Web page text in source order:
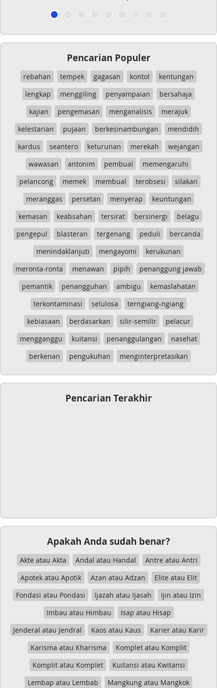
Pencarian Populer
rebahan tempek gagasan kontol
kentungan
lengkap
menggiling penyampaian
bersahaja
kajian
pengemasan menganalisis
merajuk
kelestarian
pujaan berkesinambungan
mendidih
kardus
seantero keturunan merekah
wejangan
wawasan
antonim pembual
memengaruhi
pelancong
memek membual terobsesi
silakan
meranggas
persetan menyerap
keuntungan
kemasan
keabsahan tersirat bersinergi
belagu
pengepul
blasteran tergenang peduli
bercanda
menindaklanjuti
mengayomi
kerukunan
meronta-ronta
menawan pipih
penanggung jawab
pemantik
penangguhan ambigu
kemaslahatan
terkontaminasi
selulosa
terngiang-ngiang
kebiasaan
berdasarkan silir-semilir
pelacur
mengganggu
kuitansi penanggulangan
nasehat
berkenan
pengukuhan menginterpretasikan
Pencarian Terakhir
Apakah Anda sudah benar?
Akte atau Akta Andal atau Handal
Antre atau Antri
Apotek atau Apotik
Azan atau Adzan
Elite atau Elit
Fondasi atau Pondasi
Ijazah atau Ijasah
Ijin atau Izin
Imbau atau Himbau
Isap atau Hisap
Jenderal atau Jendral
Kaos atau Kaus
Karier atau Karir
Karisma atau Kharisma
Komplet atau Komplit
Komplit atau Komplet
Kuitansi atau Kwitansi
Lembap atau Lembab
Mangkung atau Mangkok